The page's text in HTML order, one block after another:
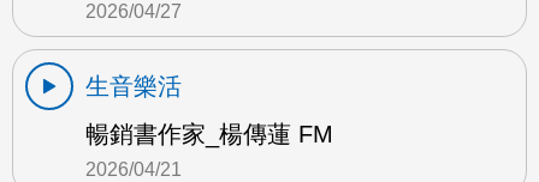
2026/04/27
生音樂活
暢銷書作家_楊傳蓮 FM
2026/04/21